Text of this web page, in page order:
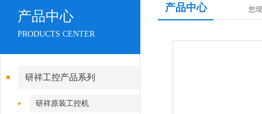
产品中心
PRODUCTS CENTER
研祥工控产品系列
研祥原装工控机
产品中心 您